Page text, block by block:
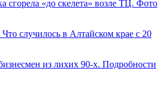
сгорела «до скелета» возле ТЦ. Фото
случилось в Алтайском крае с 20
из лихих 90-х. Подробности